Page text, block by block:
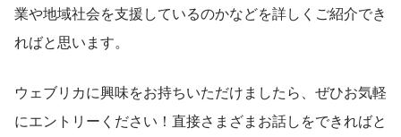
業や地域社会を支援しているのかなどを詳しくご紹介でき
ればと思います。
ウェブリカに興味をお持ちいただけましたら、ぜひお気軽
にエントリーください！直接さまざまお話しをできればと